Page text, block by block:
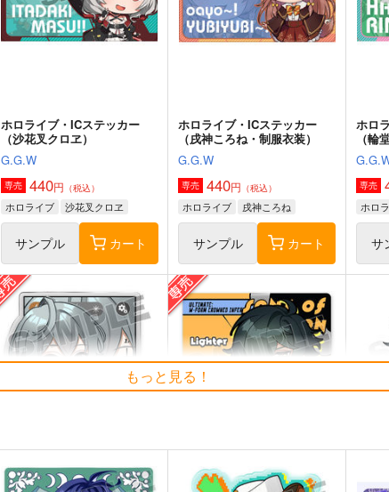
原神 フリーナ 787円（税込）
原神 博士 蛍 ザンディク
原神
合縁
わくわくテイワットバケーシ
ョン
ゆであすぱら
ダイ
杜々
ホロライブ・ICステッカー
（沙花叉クロヱ）
G.G.W
専売 440円 （税込）
ホロライブ 沙花叉クロヱ
サンプル カート
ホロライブ・ICステッカー
（戌神ころね・制服衣装）
G.G.W
専売 440円 （税込）
ホロライブ 戌神ころね
サンプル カート
ホロ
（輪
専売
ホロ
サ
もっと見る！